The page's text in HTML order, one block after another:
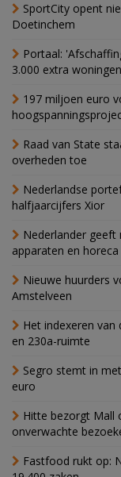
SportCity opent
Doetinchem
Portaal:
3.000 extra
197 miljoen euro
Raad van State
overheden toe
Nederlandse
halfjaarcijfers Xior
Nederlander geeft
apparaten en horeca
Nieuwe huurders
Amstelveen
Het indexeren
en 230a-ruimte
Segro stemt in
euro
Hitte bezorgt Mall
onverwachte
Fastfood rukt op: